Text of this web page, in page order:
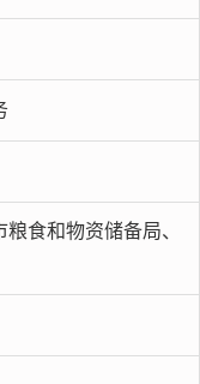
食和物资储备局、